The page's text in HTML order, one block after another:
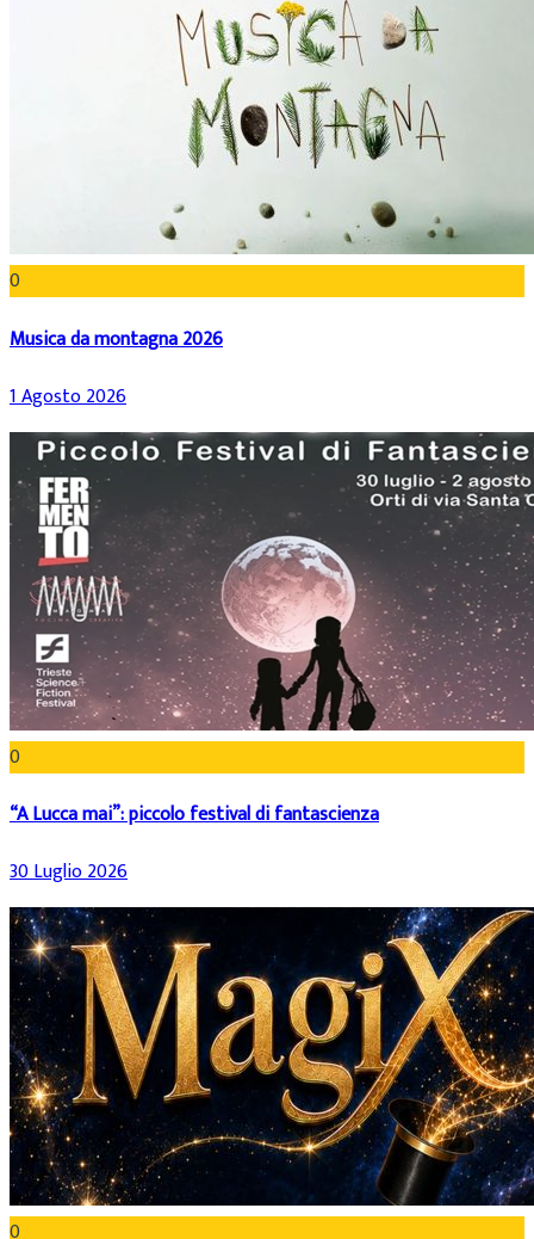
0
Musica da montagna 2026
1 Agosto 2026
0
“A Lucca mai”: piccolo festival di fantascienza
30 Luglio 2026